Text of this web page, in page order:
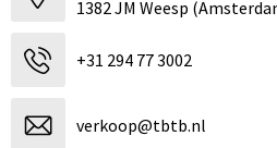
1382 JM Weesp
+31 294 77 3002
verkoop@tbtb.nl